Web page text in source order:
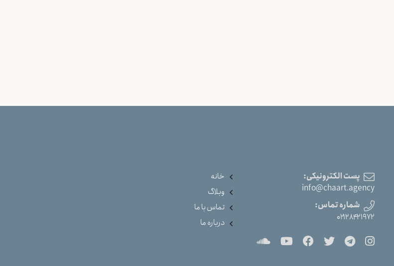
پست الکترونیکی:
info@chaart.agency
شماره تماس:
۰۲۱۲۸۴۲۱۹۷۲
خانه
وبلاگ
تماس با ما
درباره ما